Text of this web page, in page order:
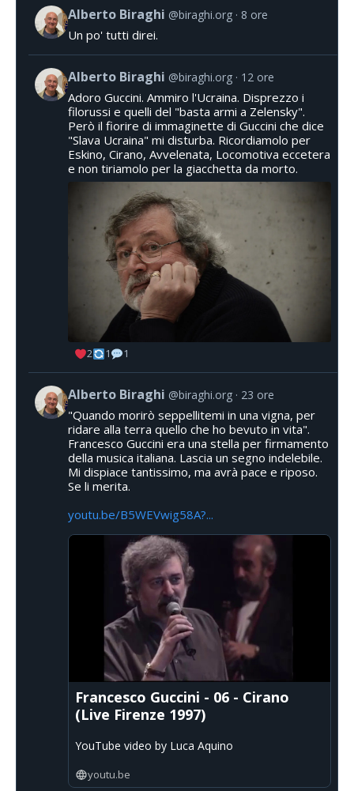
Alberto Biraghi @biraghi.org 8 ore
Un po' tutti direi.
Alberto Biraghi @biraghi.org 12 ore
Adoro Guccini. Ammiro l'Ucraina. Disprezzo i
filorussi e quelli del "basta armi a Zelensky".
Però il fiorire di immaginette di Guccini che dice
"Slava Ucraina" mi disturba. Ricordiamolo per
Eskino, Cirano, Avvelenata, Locomotiva eccetera
e non tiriamolo per la giacchetta da morto.
2 1 1
Alberto Biraghi @biraghi.org 23 ore
"Quando morirò seppellitemi in una vigna, per
ridare alla terra quello che ho bevuto in vita".
Francesco Guccini era una stella per firmamento
della musica italiana. Lascia un segno indelebile.
Mi dispiace tantissimo, ma avrà pace e riposo.
Se li merita.
youtu.be/B5WEVwig58A?...
Francesco Guccini - 06 - Cirano
(Live Firenze 1997)
YouTube video by Luca Aquino
youtu.be